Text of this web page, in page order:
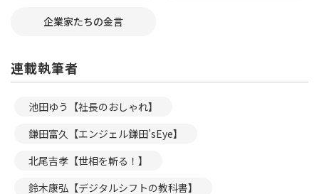
企業家たちの金言
連載執筆者
池田ゆう【社長のおしゃれ】
鎌田富久【エンジェル鎌田’sEye】
北尾吉孝【世相を斬る！】
鈴木康弘【デジタルシフトの教科書】